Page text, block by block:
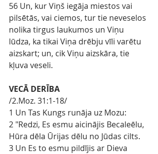
56 Un, kur Viņš iegāja miestos vai
pilsētās, vai ciemos, tur tie neveselos
nolika tirgus laukumos un Viņu
lūdza, ka tikai Viņa drēbju vīli varētu
aizskart; un, cik Viņu aizskāra, tie
kļuva veseli.
VECĀ DERĪBA
/2.Moz. 31:1-18/
1 Un Tas Kungs runāja uz Mozu:
2 "Redzi, Es esmu aicinājis Becaleēlu,
Hūra dēla Ūrijas dēlu no Jūdas cilts.
3 Un Es to esmu pildījis ar Dieva